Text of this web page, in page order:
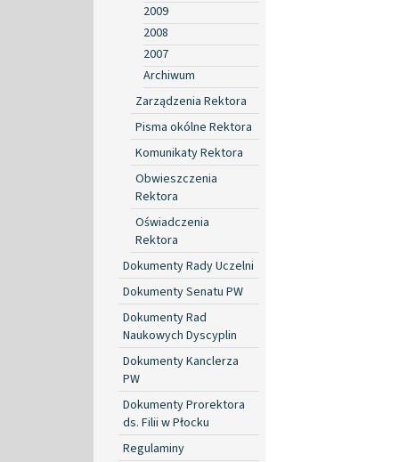
2009
2008
2007
Archiwum
Zarządzenia Rektora
Pisma okólne Rektora
Komunikaty Rektora
Obwieszczenia
Rektora
Oświadczenia
Rektora
Dokumenty Rady Uczelni
Dokumenty Senatu PW
Dokumenty Rad
Naukowych Dyscyplin
Dokumenty Kanclerza
PW
Dokumenty Prorektora
ds. Filii w Płocku
Regulaminy